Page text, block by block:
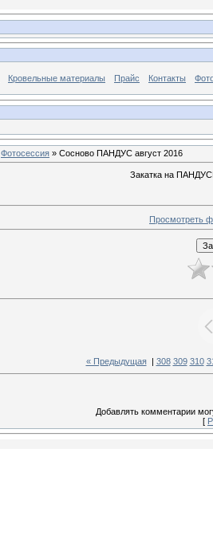
Кровельные материалы Прайс Контакты
Фотосессия » Сосново ПАНДУС август 2016
Закатка на
Просмотреть
« Предыдущая| 308 309 310
Добавлять комментарии
[